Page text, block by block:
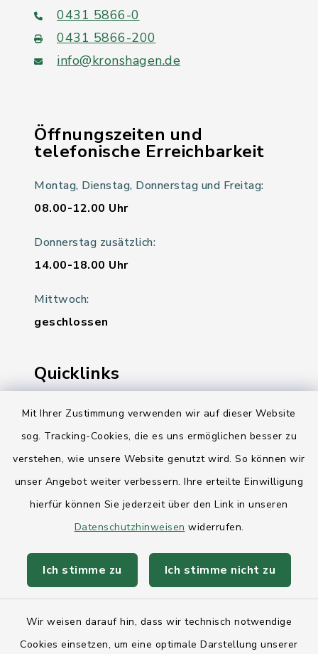
Mit Ihrer Zustimmung verwenden wir auf dieser Website
sog. Tracking-Cookies, die es uns ermöglichen besser zu
verstehen, wie unsere Website genutzt wird. So können wir
unser Angebot weiter verbessern. Ihre erteilte Einwilligung
hierfür können Sie jederzeit über den Link in unseren
Datenschutzhinweisen widerrufen.
Ich stimme zu Ich stimme nicht zu
Wir weisen darauf hin, dass wir technisch notwendige
Cookies einsetzen, um eine optimale Darstellung unserer
0431 5866-0
0431 5866-200
info@kronshagen.de
Öffnungszeiten und
telefonische Erreichbarkeit
Montag, Dienstag, Donnerstag und Freitag:
08.00-12.00 Uhr
Donnerstag zusätzlich:
14.00-18.00 Uhr
Mittwoch:
geschlossen
Quicklinks
Ihre Behördennummer 115
Landesregierung Schleswig-Holstein
AktivRegion Mittelholstein
Anfahrt